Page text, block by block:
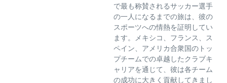
で最も称賛されるサッカー選手
の一人になるまでの旅は、彼の
スポーツへの情熱を証明してい
ます。メキシコ、フランス、ス
ペイン、アメリカ合衆国のトッ
プチームでの卓越したクラブキ
ャリアを通じて、彼は各チーム
の成功に大きく貢献してきまし